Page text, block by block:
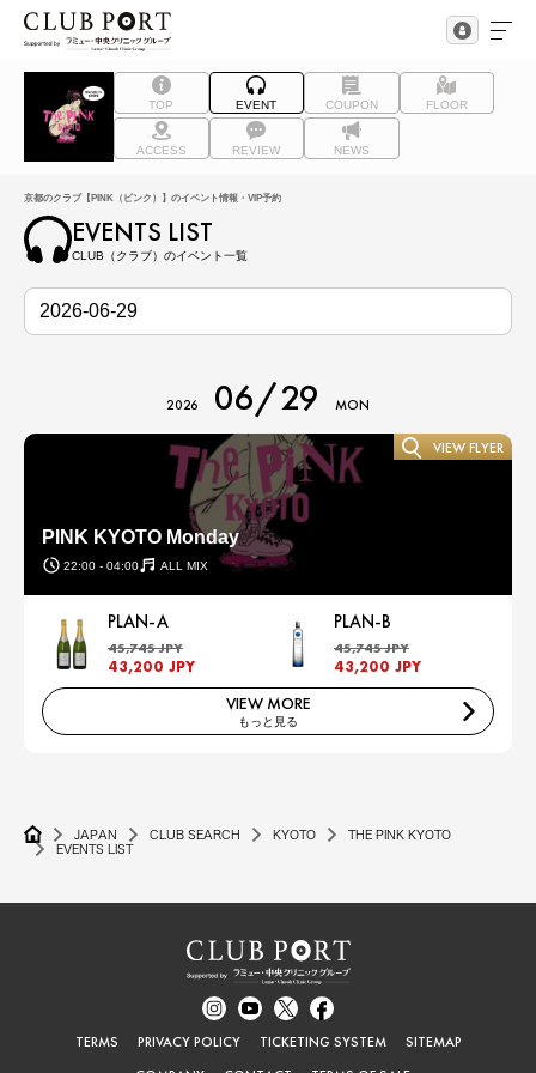
TOP EVENT COUPON FLOOR
ACCESS REVIEW NEWS
京都のクラブ【PINK（ピンク）】のイベント情報・VIP予約
EVENTS LIST
CLUB（クラブ）のイベント一覧
2026 06/29 MON
PINK KYOTO Monday
22:00 - 04:00 ALL MIX
VIEW FLYER
PLAN-A
45,745 JPY
43,200 JPY
PLAN-B
45,745 JPY
43,200 JPY
VIEW MORE
もっと見る
JAPAN CLUB SEARCH KYOTO
THE PINK KYOTO
EVENTS LIST
TERMS PRIVACY POLICY TICKETING SYSTEM
SITEMAP